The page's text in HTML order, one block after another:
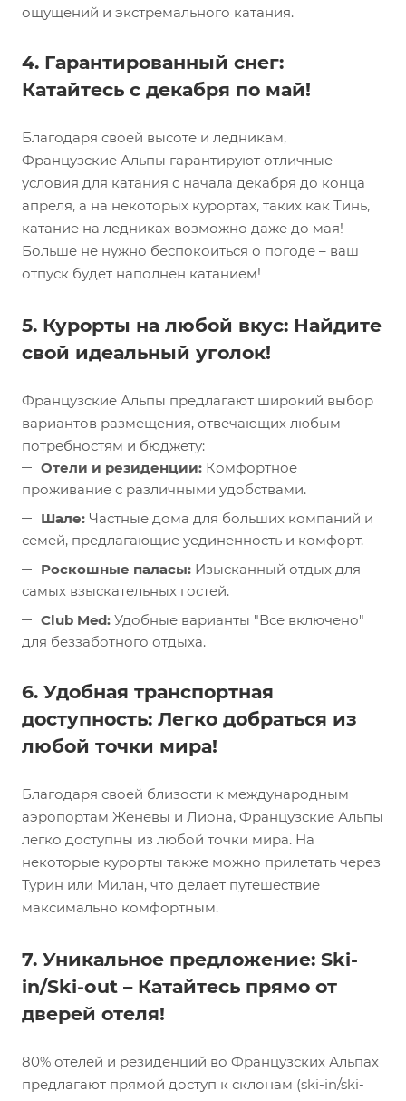
ощущений и экстремального катания.
4. Гарантированный снег:
Катайтесь с декабря по май!
Благодаря своей высоте и ледникам,
Французские Альпы гарантируют отличные
условия для катания с начала декабря до конца
апреля, а на некоторых курортах, таких как Тинь,
катание на ледниках возможно даже до мая!
Больше не нужно беспокоиться о погоде – ваш
отпуск будет наполнен катанием!
5. Курорты на любой вкус: Найдите
свой идеальный уголок!
Французские Альпы предлагают широкий выбор
вариантов размещения, отвечающих любым
потребностям и бюджету:
Отели и резиденции: Комфортное
проживание с различными удобствами.
Шале: Частные дома для больших компаний и
семей, предлагающие уединенность и комфорт.
Роскошные паласы: Изысканный отдых для
самых взыскательных гостей.
Club Med: Удобные варианты "Все включено"
для беззаботного отдыха.
6. Удобная транспортная
доступность: Легко добраться из
любой точки мира!
Благодаря своей близости к международным
аэропортам Женевы и Лиона, Французские Альпы
легко доступны из любой точки мира. На
некоторые курорты также можно прилетать через
Турин или Милан, что делает путешествие
максимально комфортным.
7. Уникальное предложение: Ski-
in/Ski-out – Катайтесь прямо от
дверей отеля!
80% отелей и резиденций во Французских Альпах
предлагают прямой доступ к склонам (ski-in/ski-